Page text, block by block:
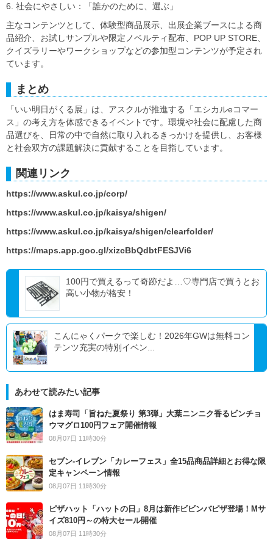
6. 社会にやさしい：「誰かのために、選ぶ」
主なコンテンツとして、体験型商品展示、出展企業ブースによる商
品紹介、お試しサンプルや限定ノベルティ配布、POP UP STORE、
クイズラリーやワークショップなどの参加型コンテンツが予定され
ています。
まとめ
「いい明日がくる展」は、アスクルが推進する「エシカルeコマー
ス」の考え方を体感できるイベントです。環境や社会に配慮した商
品選びを、日常の中で自然に取り入れるきっかけを提供し、お客様
と社会双方の課題解決に貢献することを目指しています。
関連リンク
https://www.askul.co.jp/corp/
https://www.askul.co.jp/kaisya/shigen/
https://www.askul.co.jp/kaisya/shigen/clearfolder/
https://maps.app.goo.gl/xizcBbQdbtFESJVi6
100円で買えるって奇跡だよ…♡専門店で買うとお
高い小物が格安！
こんにゃくパークで楽しむ！2026年GWは無料コン
テンツ充実の特別イベン...
あわせて読みたい記事
はま寿司「旨ねた夏祭り 第3弾」大葉ニンニク香るビンチョ
ウマグロ100円フェア開催情報
08月07日 11時30分
セブン‐イレブン「カレーフェス」全15品商品詳細とお得な限
定キャンペーン情報
08月07日 11時30分
ピザハット「ハットの日」8月は新作ビビンバピザ登場！Mサ
イズ810円～の特大セール開催
08月07日 11時30分